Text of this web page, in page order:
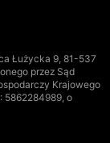
Łużycka 9, 81-537
przez Sąd
Krajowego
5862284989, o